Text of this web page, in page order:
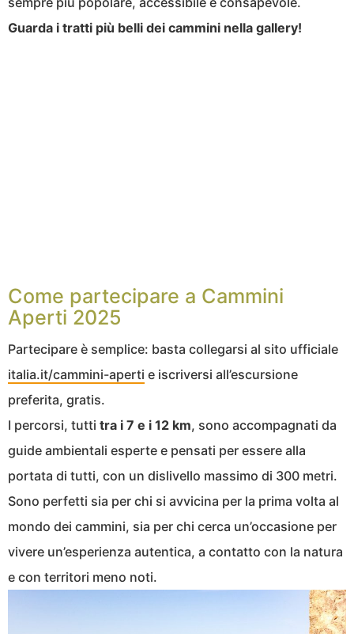
Guarda i tratti più belli dei cammini nella gallery!
Come partecipare a Cammini
Aperti 2025
Partecipare è semplice: basta collegarsi al sito ufficiale
italia.it/cammini-aperti e iscriversi all’escursione
preferita, gratis.
I percorsi, tutti tra i 7 e i 12 km, sono accompagnati da
guide ambientali esperte e pensati per essere alla
portata di tutti, con un dislivello massimo di 300 metri.
Sono perfetti sia per chi si avvicina per la prima volta al
mondo dei cammini, sia per chi cerca un’occasione per
vivere un’esperienza autentica, a contatto con la natura
e con territori meno noti.